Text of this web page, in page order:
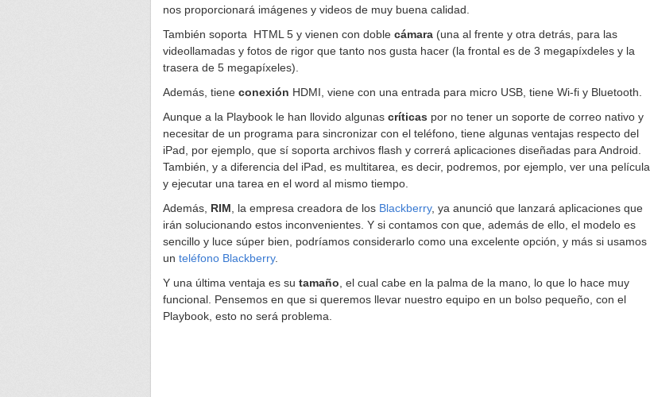
nos proporcionará imágenes y videos de muy buena calidad.
También soporta HTML 5 y vienen con doble cámara (una al frente y otra detrás, para las
videollamadas y fotos de rigor que tanto nos gusta hacer (la frontal es de 3 megapíxdeles y la
trasera de 5 megapíxeles).
Además, tiene conexión HDMI, viene con una entrada para micro USB, tiene Wi-fi y Bluetooth.
Aunque a la Playbook le han llovido algunas críticas por no tener un soporte de correo nativo y
necesitar de un programa para sincronizar con el teléfono, tiene algunas ventajas respecto del
iPad, por ejemplo, que sí soporta archivos flash y correrá aplicaciones diseñadas para Android.
También, y a diferencia del iPad, es multitarea, es decir, podremos, por ejemplo, ver una película
y ejecutar una tarea en el word al mismo tiempo.
Además, RIM , la empresa creadora de los Blackberry, ya anunció que lanzará aplicaciones que
irán solucionando estos inconvenientes. Y si contamos con que, además de ello, el modelo es
sencillo y luce súper bien, podríamos considerarlo como una excelente opción, y más si usamos
un teléfono Blackberry.
Y una última ventaja es su tamaño , el cual cabe en la palma de la mano, lo que lo hace muy
funcional. Pensemos en que si queremos llevar nuestro equipo en un bolso pequeño, con el
Playbook, esto no será problema.